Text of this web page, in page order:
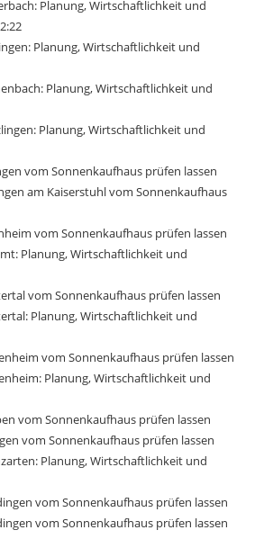
Planung, Wirtschaftlichkeit und
Planung, Wirtschaftlichkeit und
Planung, Wirtschaftlichkeit und
Planung, Wirtschaftlichkeit und
vom Sonnenkaufhaus prüfen lassen
am Kaiserstuhl vom Sonnenkaufhaus
vom Sonnenkaufhaus prüfen lassen
Planung, Wirtschaftlichkeit und
vom Sonnenkaufhaus prüfen lassen
Planung, Wirtschaftlichkeit und
vom Sonnenkaufhaus prüfen lassen
Planung, Wirtschaftlichkeit und
vom Sonnenkaufhaus prüfen lassen
vom Sonnenkaufhaus prüfen lassen
Planung, Wirtschaftlichkeit und
vom Sonnenkaufhaus prüfen lassen
vom Sonnenkaufhaus prüfen lassen